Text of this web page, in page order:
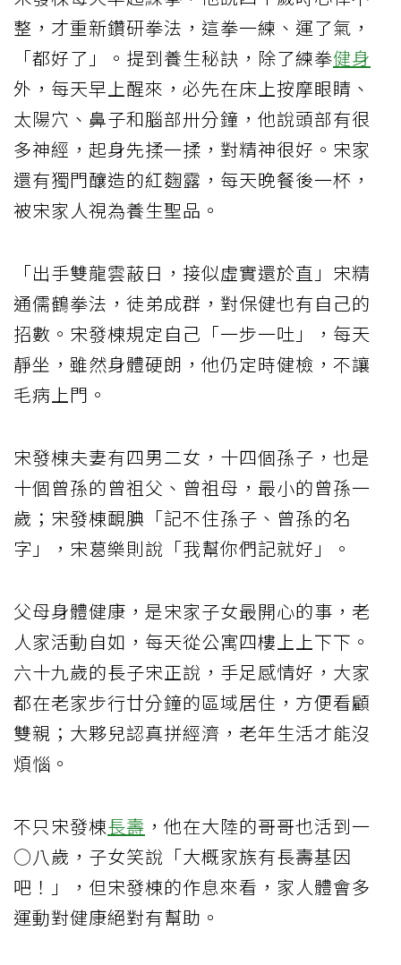
整，才重新鑽研拳法，這拳一練、運了氣，
「都好了」。提到養生秘訣，除了練拳健身
外，每天早上醒來，必先在床上按摩眼睛、
太陽穴、鼻子和腦部卅分鐘，他說頭部有很
多神經，起身先揉一揉，對精神很好。宋家
還有獨門釀造的紅麴露，每天晚餐後一杯，
被宋家人視為養生聖品。
「出手雙龍雲蔽日，接似虛實還於直」宋精
通儒鶴拳法，徒弟成群，對保健也有自己的
招數。宋發棟規定自己「一步一吐」，每天
靜坐，雖然身體硬朗，他仍定時健檢，不讓
毛病上門。
宋發棟夫妻有四男二女，十四個孫子，也是
十個曾孫的曾祖父、曾祖母，最小的曾孫一
歲；宋發棟靦腆「記不住孫子、曾孫的名
字」，宋葛樂則說「我幫你們記就好」。
父母身體健康，是宋家子女最開心的事，老
人家活動自如，每天從公寓四樓上上下下。
六十九歲的長子宋正說，手足感情好，大家
都在老家步行廿分鐘的區域居住，方便看顧
雙親；大夥兒認真拼經濟，老年生活才能沒
煩惱。
不只宋發棟長壽 ，他在大陸的哥哥也活到一
○八歲，子女笑說「大概家族有長壽基因
吧！」，但宋發棟的作息來看，家人體會多
運動對健康絕對有幫助。